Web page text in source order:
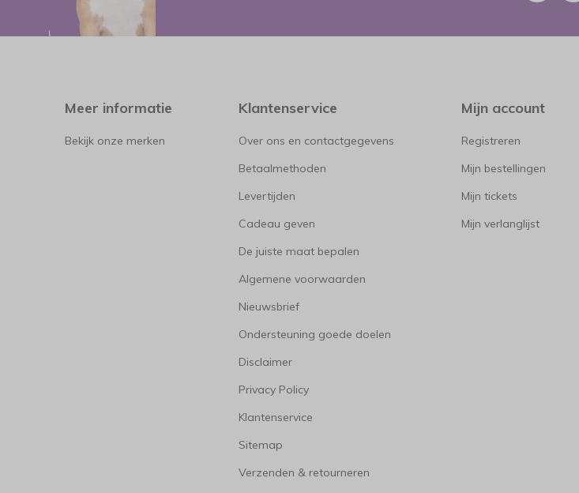
Meer informatie
Bekijk onze merken
Klantenservice
Over ons en contactgegevens
Betaalmethoden
Levertijden
Cadeau geven
De juiste maat bepalen
Algemene voorwaarden
Nieuwsbrief
Ondersteuning goede doelen
Disclaimer
Privacy Policy
Klantenservice
Sitemap
Verzenden & retourneren
Mijn account
Registreren
Mijn bestellingen
Mijn tickets
Mijn verlanglijst